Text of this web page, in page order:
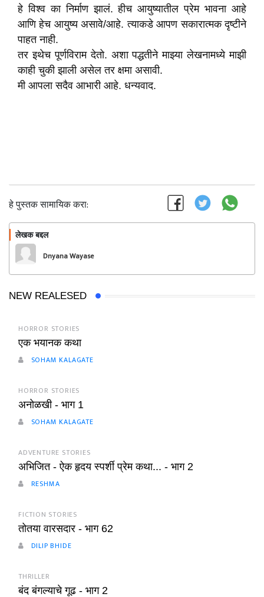
हे विश्व का निर्माण झालं. हीच आयुष्यातील प्रेम भावना आहे
आणि हेच आयुष्य असावे/आहे. त्याकडे आपण सकारात्मक दृष्टीने
पाहत नाही.
तर इथेच पूर्णविराम देतो. अशा पद्धतीने माझ्या लेखनामध्ये माझी
काही चुकी झाली असेल तर क्षमा असावी.
मी आपला सदैव आभारी आहे. धन्यवाद.
हे पुस्तक सामायिक करा:
लेखक बद्दल
Dnyana Wayase
NEW REALESED
HORROR STORIES
एक भयानक कथा
SOHAM KALAGATE
HORROR STORIES
अनोळखी - भाग 1
SOHAM KALAGATE
ADVENTURE STORIES
अभिजित - ऐक हृदय स्पर्शी प्रेम कथा... - भाग 2
RESHMA
FICTION STORIES
तोतया वारसदार - भाग 62
DILIP BHIDE
THRILLER
बंद बंगल्याचे गूढ - भाग 2